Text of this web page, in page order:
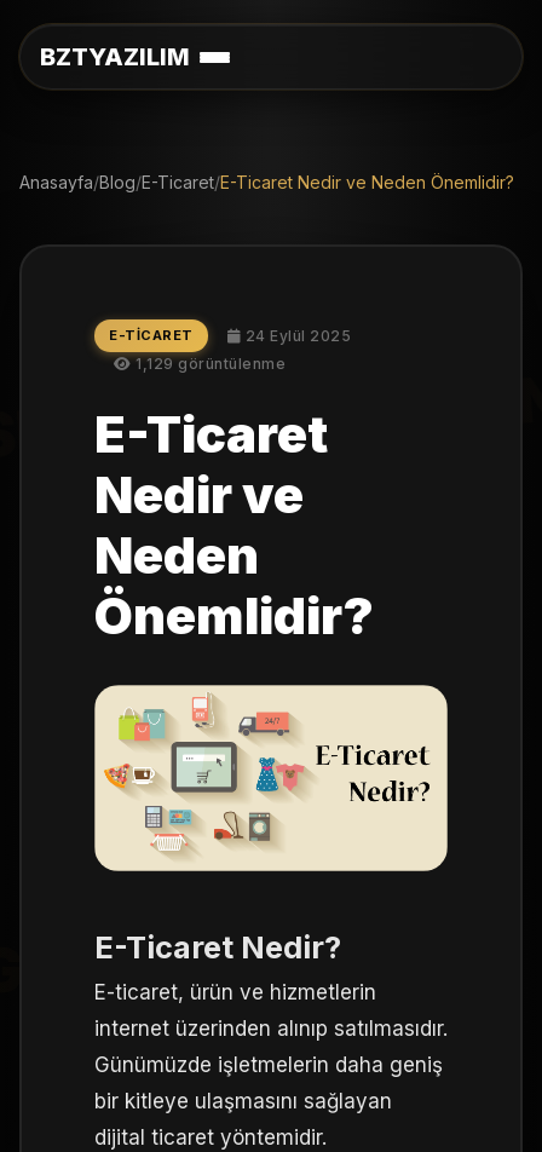
ADS
BZTYAZILIM
Anasayfa/Blog/E-Ticaret/E-Ticaret Nedir ve Neden Önemlidir?
E-TICARET
24 Eylül 2025
1,129 görüntülenme
E-Ticaret
Nedir ve
Neden
Önemlidir?
E-Ticaret Nedir?
E-ticaret, ürün ve hizmetlerin
internet üzerinden alınıp satılmasıdır.
Günümüzde işletmelerin daha geniş
bir kitleye ulaşmasını sağlayan
dijital ticaret yöntemidir.